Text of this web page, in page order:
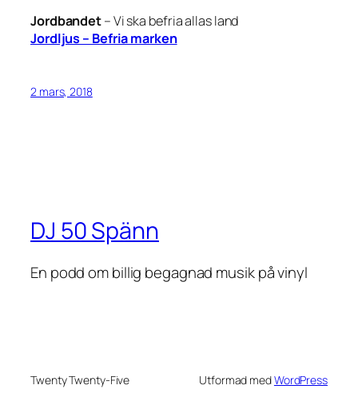
Jordbandet–Vi ska befria allas land
Jordljus – Befria marken
2 mars, 2018
DJ 50 Spänn
En podd om billig begagnad musik på vinyl
Twenty Twenty-Five Utformad medWordPress